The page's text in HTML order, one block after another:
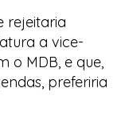
rejeitaria
a vice-
o MDB, e que,
preferiria